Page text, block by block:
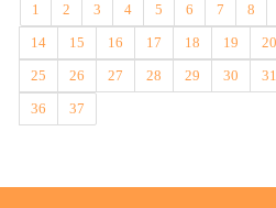
1 2 3 4 5 6 7 8
14
15 16 17 18 19 20
25
26 27 28 29 30 31
36
37